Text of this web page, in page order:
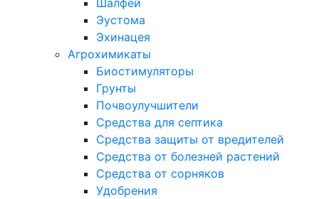
Шалфей
Эустома
Эхинацея
Агрохимикаты
Биостимуляторы
Грунты
Почвоулучшители
Средства для септика
Средства защиты от вредителей
Средства от болезней растений
Средства от сорняков
Удобрения